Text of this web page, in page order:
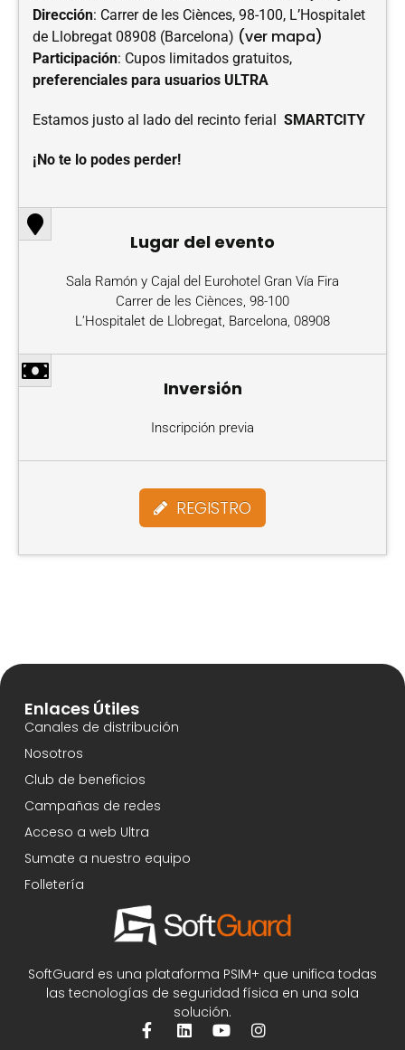
Dirección: Carrer de les Ciènces, 98-100, L’Hospitalet
de Llobregat 08908 (Barcelona) (ver mapa)
Participación: Cupos limitados gratuitos,
preferenciales para usuarios ULTRA
Estamos justo al lado del recinto ferial SMARTCITY
¡No te lo podes perder!
Lugar del evento
Sala Ramón y Cajal del Eurohotel Gran Vía Fira
Carrer de les Ciènces, 98-100
L’Hospitalet de Llobregat, Barcelona, 08908
Inversión
Inscripción previa
REGISTRO
SoftGuard es una plataforma PSIM+ que unifica todas
las tecnologías de seguridad física en una sola
solución.
Enlaces Útiles
Canales de distribución
Nosotros
Club de beneficios
Campañas de redes
Acceso a web Ultra
Sumate a nuestro equipo
Folletería